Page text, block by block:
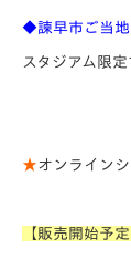
◆諫早市ご当
スタジアム限
★オンライン
【販売開始予定